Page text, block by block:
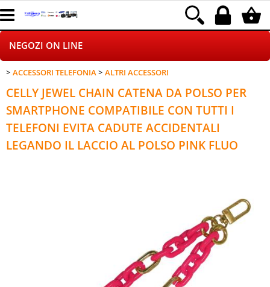
HOME PAGE
CHI SIAMO
NEGOZI ON LINE
ACCESSORI TELEFONIA ALTRI ACCESSORI
CELLY JEWEL CHAIN CATENA DA POLSO PER
SMARTPHONE COMPATIBILE CON TUTTI I
TELEFONI EVITA CADUTE ACCIDENTALI
LEGANDO IL LACCIO AL POLSO PINK FLUO